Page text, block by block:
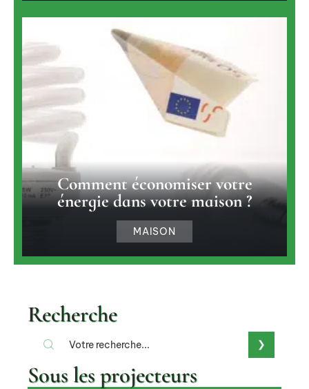
Comment économiser votre
énergie dans votre maison ?
MAISON
Recherche
Sous les projecteurs